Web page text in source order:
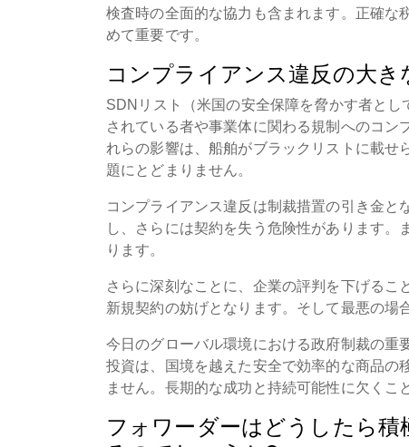
検査時の全面的な協力も含まれます。正確な
めて重要です。
コンプライアンス違反の大き
SDNリスト（米国の安全保障を脅かす者と
されている者や事業体に関わる規制へのコン
れらの影響は、船舶がブラックリストに載せ
題にとどまりません。
コンプライアンス違反は制裁措置の引き金と
し、さらには契約を失う危険性があります
ります。
さらに深刻なことに、企業の評判を下げる
新規契約の妨げとなります。そして最悪の場
今日のグローバル環境における政府制裁の重
投資は、国境を越えた安全で効率的な商品の
ません。長期的な成功と持続可能性に欠くこ
フォワーダーはどうしたら